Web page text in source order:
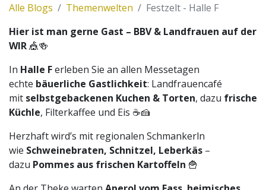
Alle Blogs Themenwelten
Festzelt - Halle F
Hier ist man gerne Gast – BBV & Landfrauen auf der
WIR🎪🍻
In Halle Ferleben Sie an allen Messetagen
echte bäuerliche Gastlichkeit: Landfrauencafé
mit selbstgebackenen Kuchen & Torten, dazu frische
Küchle, Filterkaffee und Eis ☕🍰
Herzhaft wird’s mit regionalen Schmankerln
wie Schweinebraten, Schnitzel, Leberkäs –
dazu Pommes aus frischen Kartoffeln 🍟